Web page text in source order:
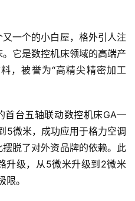
一个的小白屋，格外引人注
它是数控机床领域的高端产
，被誉为“高精尖精密加工
首台五轴联动数控机床GA—
5微米，成功应用于格力空调
脱了对外资品牌的依赖。此
升级，从5微米升级到2微米
。